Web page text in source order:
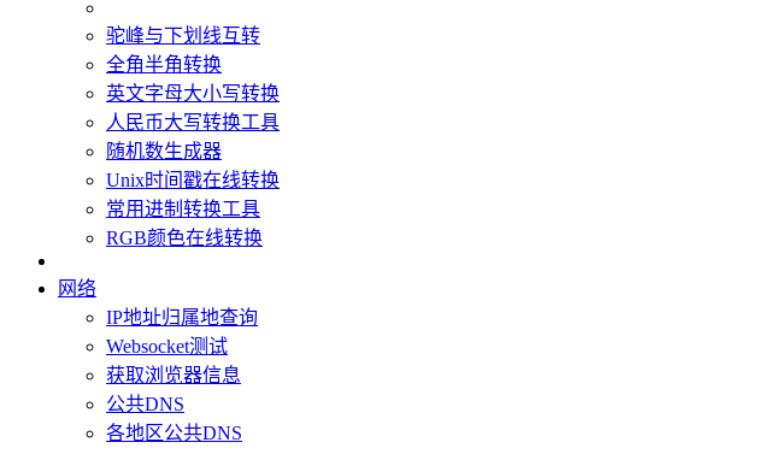
驼峰与下划线互转
全角半角转换
英文字母大小写转换
人民币大写转换工具
随机数生成器
Unix时间戳在线转换
常用进制转换工具
RGB颜色在线转换
网络
IP地址归属地查询
Websocket测试
获取浏览器信息
公共DNS
各地区公共DNS